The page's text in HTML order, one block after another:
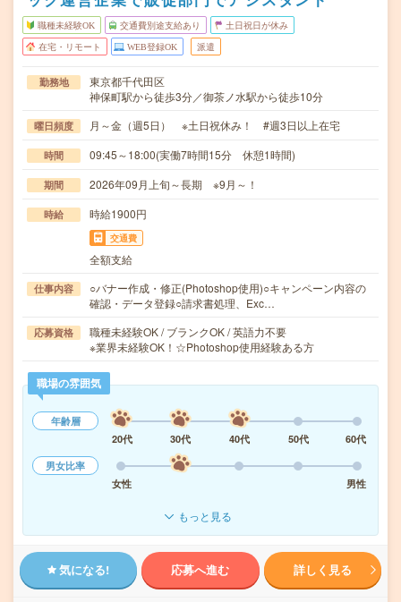
職種未経験OK 交通費別途支給あり 土日祝日が休み
在宅・リモート WEB登録OK 派遣
勤務地
東京都千代田区
神保町駅から徒歩3分／御茶ノ水駅から徒歩10分
曜日頻度 月～金（週5日） ※土日祝休み！ #週3日以上在宅
時間 09:45～18:00(実働7時間15分 休憩1時間)
期間 2026年09月上旬～長期 ※9月～！
時給 時給1900円
交通費
全額支給
仕事内容
○バナー作成・修正(Photoshop使用)○キャンペーン内容の
確認・データ登録○請求書処理、Exc…
応募資格
職種未経験OK / ブランクOK / 英語力不要
※業界未経験OK！☆Photoshop使用経験ある方
職場の雰囲気
年齢層
20代
30代 40代 50代
60代
男女比率
女性
男性
もっと見る
気になる! 応募へ進む 詳しく見る